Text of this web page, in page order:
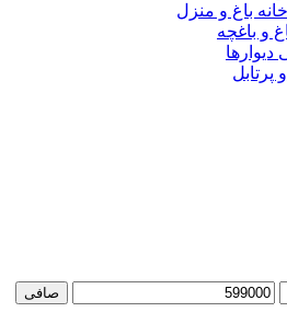
باغ و منزل
و باغچه
دیوارها
پرتابل
حداكثر
صافی